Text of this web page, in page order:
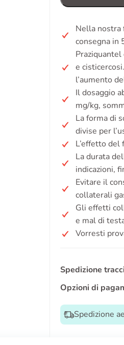
Nella nostra
consegna in
e
l’aumento
Il dosaggio
mg/kg,
La forma di
divise per
L’effetto
La durata
indicazioni,
Evitare il
collaterali
Gli effetti
e mal di
Vorresti
Spedizione
Opzioni di
Spedizione